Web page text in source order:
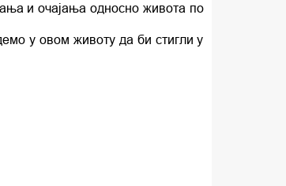
и очајања односно живота по
у овом животу да би стигли у